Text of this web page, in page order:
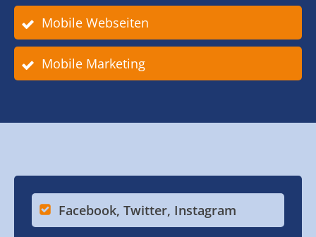
Mobile Webseiten
Mobile Marketing
Facebook, Twitter, Instagram